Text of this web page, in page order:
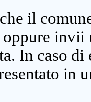
il
invii
In caso
in